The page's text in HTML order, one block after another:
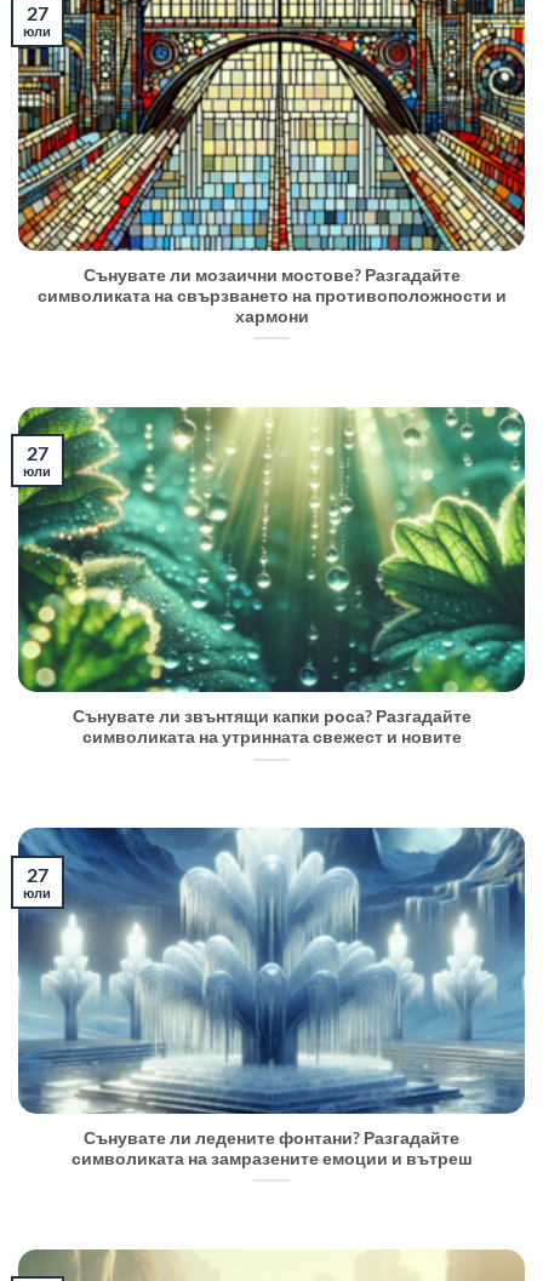
Сънувате ли мозаични мостове? Разгадайте
символиката на свързването на противоположности и
хармони
27
юли
Сънувате ли звънтящи капки роса? Разгадайте
символиката на утринната свежест и новите
27
юли
Сънувате ли ледените фонтани? Разгадайте
символиката на замразените емоции и вътреш
27
юли